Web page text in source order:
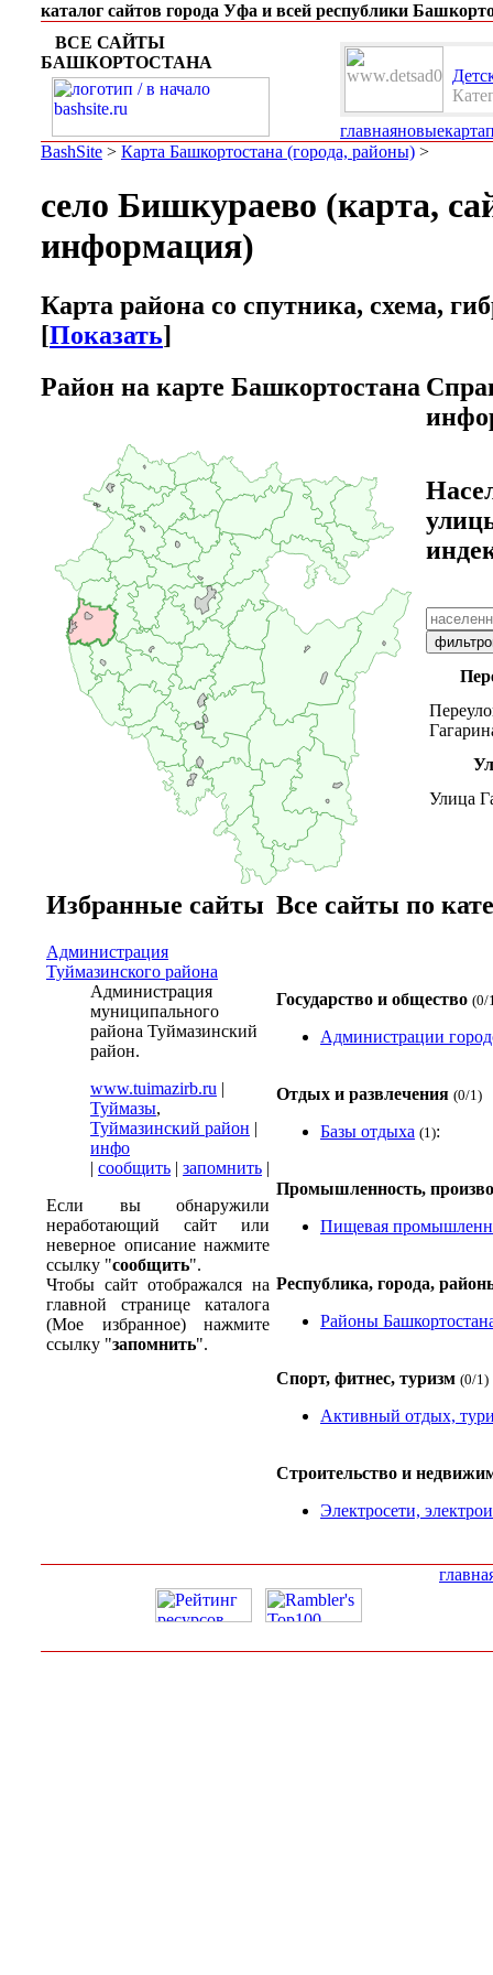
каталог сайтов города Уфа и всей республики
ВСЕ САЙТЫ
БАШКОРТОСТАНА
главнаяновыекарта
BashSite > Карта Башкортостана (города, районы) >
село Бишкураево (карта,
информация)
Карта района со спутника, схема,
[Показать]
Район на карте Башкортостана
Улица
Улица
Избранные сайты
Администрация
Туймазинского района
Администрация
муниципального
района Туймазинский
район.
www.tuimazirb.ru |
Туймазы,
Туймазинский район |
инфо
| сообщить | запомнить |
Если вы обнаружили
неработающий сайт или
неверное описание нажмите
ссылку "сообщить".
Чтобы сайт отображался на
главной странице каталога
(Мое избранное) нажмите
ссылку "запомнить".
Все сайты по
Государство и общество (0/
Администрации
Отдых и развлечения (0/1)
Базы отдыха (1):
Промышленность,
Пищевая
Республика, города,
Районы
Спорт, фитнес, туризм (0/1)
Активный отдых,
Строительство и
Электросети,